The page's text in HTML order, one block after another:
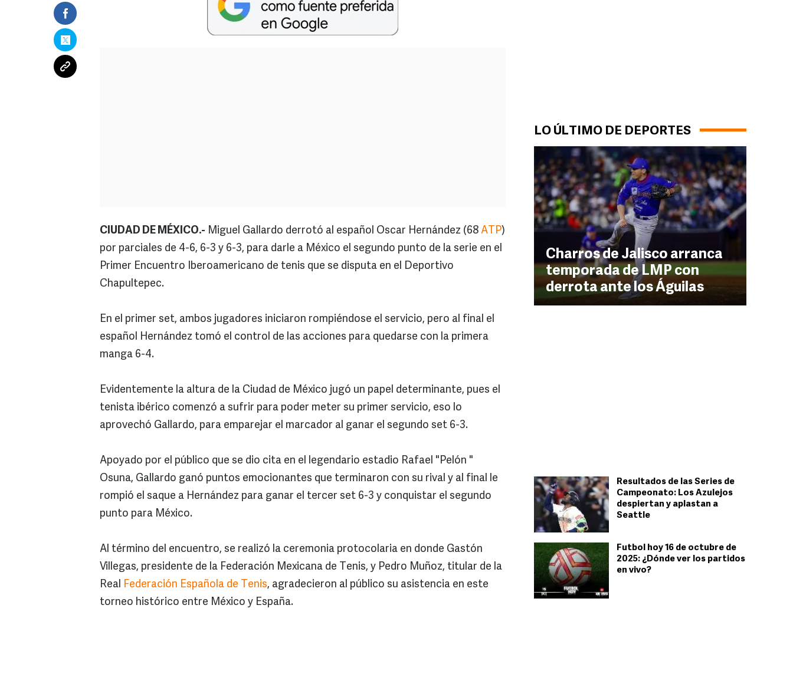
LO ÚLTIMO DE DEPORTES
Charros de Jalisco arranca
temporada de LMP con
derrota ante los Águilas
Resultados de las Series de
Campeonato: Los Azulejos
despiertan y aplastan a
Seattle
Futbol hoy 16 de octubre de
2025: ¿Dónde ver los partidos
en vivo?
CIUDAD DE MÉXICO.- Miguel Gallardo derrotó al español Oscar Hernández (68 ATP)
por parciales de 4-6, 6-3 y 6-3, para darle a México el segundo punto de la serie en el
Primer Encuentro Iberoamericano de tenis que se disputa en el Deportivo
Chapultepec.
En el primer set, ambos jugadores iniciaron rompiéndose el servicio, pero al final el
español Hernández tomó el control de las acciones para quedarse con la primera
manga 6-4.
Evidentemente la altura de la Ciudad de México jugó un papel determinante, pues el
tenista ibérico comenzó a sufrir para poder meter su primer servicio, eso lo
aprovechó Gallardo, para emparejar el marcador al ganar el segundo set 6-3.
Apoyado por el público que se dio cita en el legendario estadio Rafael "Pelón "
Osuna, Gallardo ganó puntos emocionantes que terminaron con su rival y al final le
rompió el saque a Hernández para ganar el tercer set 6-3 y conquistar el segundo
punto para México.
Al término del encuentro, se realizó la ceremonia protocolaria en donde Gastón
Villegas, presidente de la Federación Mexicana de Tenis, y Pedro Muñoz, titular de la
Real Federación Española de Tenis, agradecieron al público su asistencia en este
torneo histórico entre México y España.